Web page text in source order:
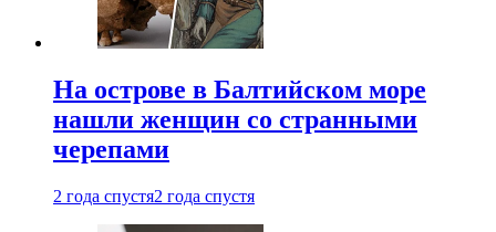
На острове в Балтийском море
нашли женщин со странными
черепами
2 года спустя2 года спустя